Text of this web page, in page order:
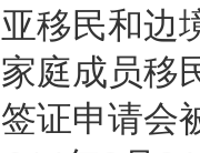
移民和边
庭成员移
证申请会